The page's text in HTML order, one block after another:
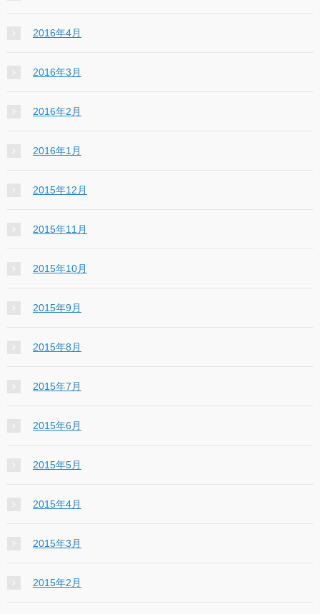
2016年4月
2016年3月
2016年2月
2016年1月
2015年12月
2015年11月
2015年10月
2015年9月
2015年8月
2015年7月
2015年6月
2015年5月
2015年4月
2015年3月
2015年2月